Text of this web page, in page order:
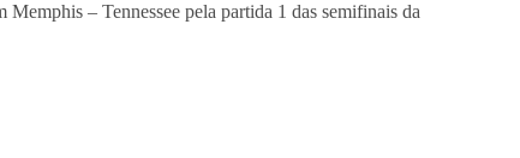
– Tennessee pela partida 1 das semifinais da